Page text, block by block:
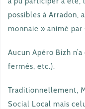
possibles à Arradon,
monnaie » animé par
Aucun Apéro Bizh
fermés, etc.).
Traditionnellement,
Social Local mais